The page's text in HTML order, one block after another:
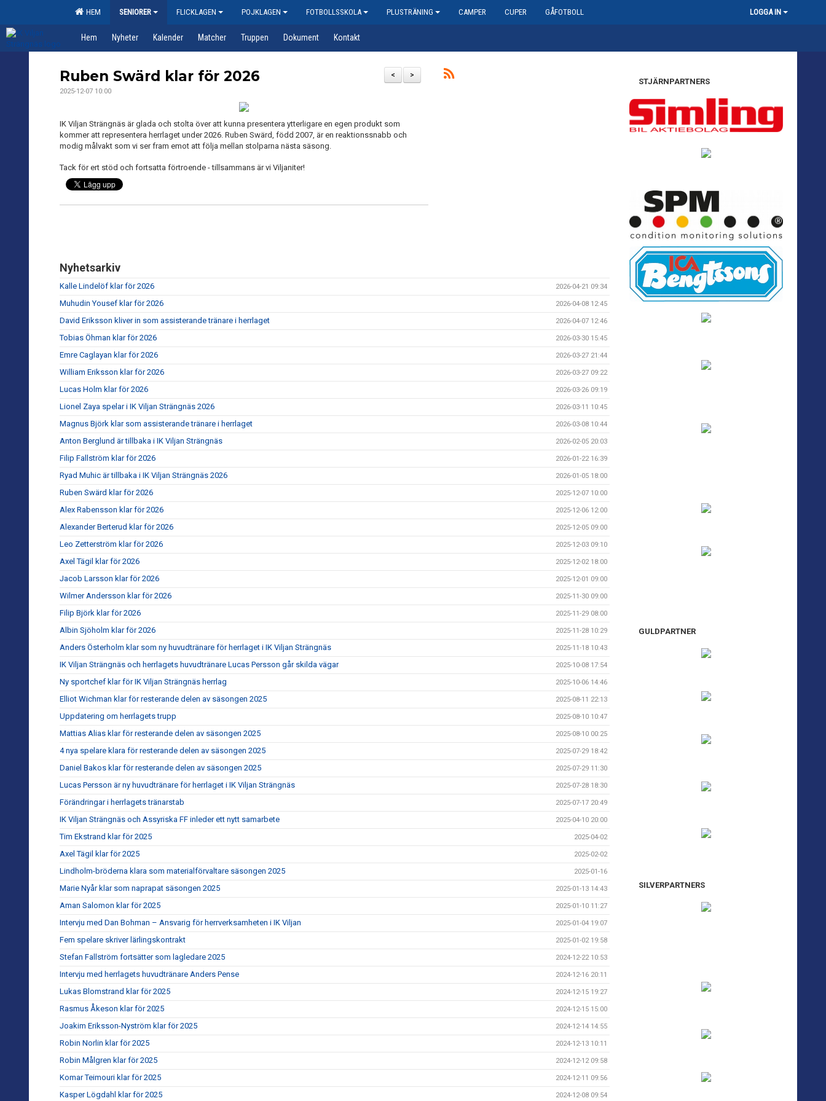
HEM SENIORER FLICKLAGEN POJKLAGEN FOTBOLLSSKOLA PLUSTRÄNING CAMPER CUPER GÅFOTBOLL LOGGA IN
Hem Nyheter Kalender Matcher Truppen Dokument Kontakt
>
<
Ruben Swärd klar för 2026
2025-12-07 10:00
IK Viljan Strängnäs är glada och stolta över att kunna presentera ytterligare en egen produkt som
kommer att representera herrlaget under 2026. Ruben Swärd, född 2007, är en reaktionssnabb och
modig målvakt som vi ser fram emot att följa mellan stolparna nästa säsong.
Tack för ert stöd och fortsatta förtroende - tillsammans är vi Viljaniter!
Nyhetsarkiv
Kalle Lindelöf klar för 2026 2026-04-21 09:34
Muhudin Yousef klar för 2026 2026-04-08 12:45
David Eriksson kliver in som assisterande tränare i herrlaget 2026-04-07 12:46
Tobias Öhman klar för 2026 2026-03-30 15:45
Emre Caglayan klar för 2026 2026-03-27 21:44
William Eriksson klar för 2026 2026-03-27 09:22
Lucas Holm klar för 2026 2026-03-26 09:19
Lionel Zaya spelar i IK Viljan Strängnäs 2026 2026-03-11 10:45
Magnus Björk klar som assisterande tränare i herrlaget 2026-03-08 10:44
Anton Berglund är tillbaka i IK Viljan Strängnäs 2026-02-05 20:03
Filip Fallström klar för 2026 2026-01-22 16:39
Ryad Muhic är tillbaka i IK Viljan Strängnäs 2026 2026-01-05 18:00
Ruben Swärd klar för 2026 2025-12-07 10:00
Alex Rabensson klar för 2026 2025-12-06 12:00
Alexander Berterud klar för 2026 2025-12-05 09:00
Leo Zetterström klar för 2026 2025-12-03 09:10
Axel Tägil klar för 2026 2025-12-02 18:00
Jacob Larsson klar för 2026 2025-12-01 09:00
Wilmer Andersson klar för 2026 2025-11-30 09:00
Filip Björk klar för 2026 2025-11-29 08:00
Albin Sjöholm klar för 2026 2025-11-28 10:29
Anders Österholm klar som ny huvudtränare för herrlaget i IK Viljan Strängnäs 2025-11-18 10:43
IK Viljan Strängnäs och herrlagets huvudtränare Lucas Persson går skilda vägar 2025-10-08 17:54
Ny sportchef klar för IK Viljan Strängnäs herrlag 2025-10-06 14:46
Elliot Wichman klar för resterande delen av säsongen 2025 2025-08-11 22:13
Uppdatering om herrlagets trupp 2025-08-10 10:47
Mattias Alias klar för resterande delen av säsongen 2025 2025-08-10 00:25
4 nya spelare klara för resterande delen av säsongen 2025 2025-07-29 18:42
Daniel Bakos klar för resterande delen av säsongen 2025 2025-07-29 11:30
Lucas Persson är ny huvudtränare för herrlaget i IK Viljan Strängnäs 2025-07-28 18:30
Förändringar i herrlagets tränarstab 2025-07-17 20:49
IK Viljan Strängnäs och Assyriska FF inleder ett nytt samarbete 2025-04-10 20:00
Tim Ekstrand klar för 2025 2025-04-02
Axel Tägil klar för 2025 2025-02-02
Lindholm-bröderna klara som materialförvaltare säsongen 2025 2025-01-16
Marie Nyår klar som naprapat säsongen 2025 2025-01-13 14:43
Aman Salomon klar för 2025 2025-01-10 11:27
Intervju med Dan Bohman – Ansvarig för herrverksamheten i IK Viljan 2025-01-04 19:07
Fem spelare skriver lärlingskontrakt 2025-01-02 19:58
Stefan Fallström fortsätter som lagledare 2025 2024-12-22 10:53
Intervju med herrlagets huvudtränare Anders Pense 2024-12-16 20:11
Lukas Blomstrand klar för 2025 2024-12-15 19:27
Rasmus Åkeson klar för 2025 2024-12-15 15:00
Joakim Eriksson-Nyström klar för 2025 2024-12-14 14:55
Robin Norlin klar för 2025 2024-12-13 10:11
Robin Målgren klar för 2025 2024-12-12 09:58
Komar Teimouri klar för 2025 2024-12-11 09:56
Kasper Lögdahl klar för 2025 2024-12-08 09:54
STJÄRNPARTNERS
GULDPARTNER
SILVERPARTNERS